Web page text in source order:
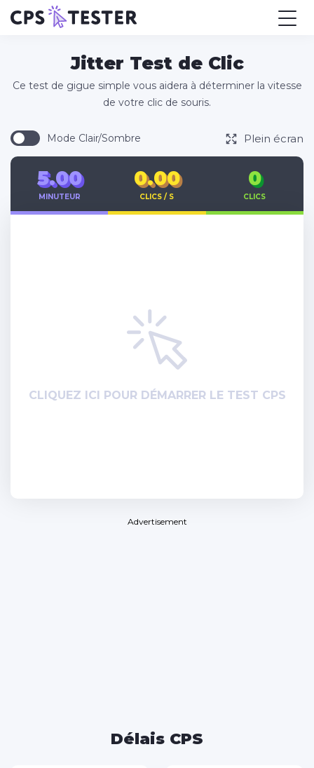
Jitter Test de Clic
Ce test de gigue simple vous aidera à déterminer la vitesse
de votre clic de souris.
Mode Clair/Sombre Plein écran
5.00
MINUTEUR
0.00
CLICS / S
0
CLICS
CLIQUEZ ICI POUR DÉMARRER LE TEST CPS
Advertisement
Délais CPS